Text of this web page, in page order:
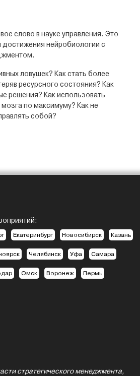
слово в науке управления. Это
нейробиологии с
ловушек? Как стать более
ресурсного состояния? Как
решения? Как использовать
по максимуму? Как не
собой?
Екатеринбург Новосибирск Казань
Челябинск Уфа Самара
Омск Воронеж Пермь
стратегического менеджмента,